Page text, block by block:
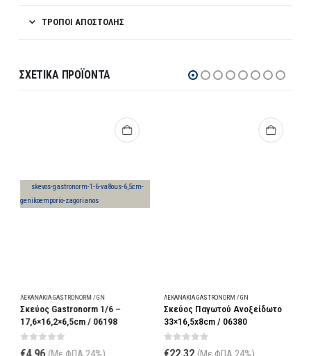
ΤΡΌΠΟΙ ΑΠΟΣΤΟΛΉΣ
ΣΧΕΤΙΚΆ ΠΡΟΪΌΝΤΑ
ΛΕΚΑΝΆΚΙΑ GASTRONORM / GN
Σκεύος Gastronorm 1/6 –
17,6×16,2×6,5cm / 06198
0out of 5
€4,96
ΛΕΚΑΝΆΚΙΑ GASTRONORM / GN
Σκεύος Παγωτού Ανοξείδωτο
33×16,5x8cm / 06380
0out of 5
€22,32